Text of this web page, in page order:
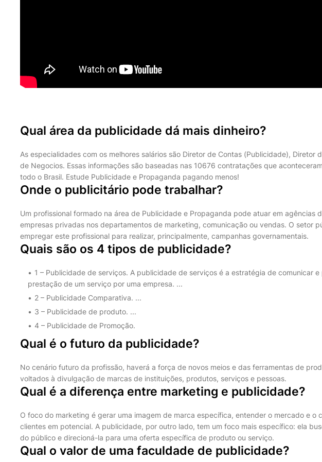
Qual área da publicidade dá mais dinheiro?
As especialidades com os melhores salários são Diretor de Contas (Publicidade), Diretor
de Negocios. Essas informações são baseadas nas 10676 contratações que
todo o Brasil. Estude Publicidade e Propaganda pagando menos!
Onde o publicitário pode trabalhar?
Um profissional formado na área de Publicidade e Propaganda pode atuar em agências
empresas privadas nos departamentos de marketing, comunicação ou vendas. O setor
empregar este profissional para realizar, principalmente, campanhas governamentais.
Quais são os 4 tipos de publicidade?
1 – Publicidade de serviços. A publicidade de serviços é a estratégia de comunicar e
prestação de um serviço por uma empresa. ...
2 – Publicidade Comparativa. ...
3 – Publicidade de produto. ...
4 – Publicidade de Promoção.
Qual é o futuro da publicidade?
No cenário futuro da profissão, haverá a força de novos meios e das ferramentas de
voltados à divulgação de marcas de instituições, produtos, serviços e pessoas.
Qual é a diferença entre marketing e publicidade?
O foco do marketing é gerar uma imagem de marca específica, entender o mercado e o
clientes em potencial. A publicidade, por outro lado, tem um foco mais específico: ela
do público e direcioná-la para uma oferta específica de produto ou serviço.
Qual o valor de uma faculdade de publicidade?